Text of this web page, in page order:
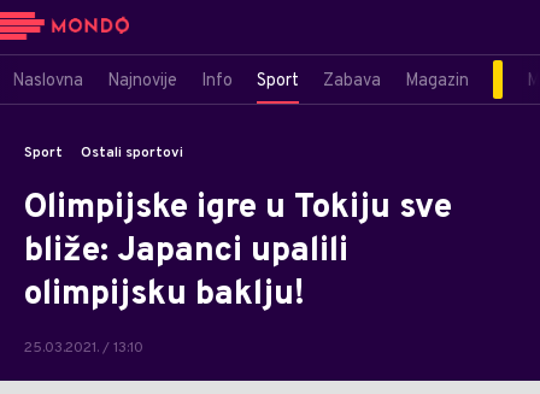
Naslovna Najnovije Info Sport Zabava Magazin
Sport Ostali sportovi
Olimpijske igre u Tokiju sve
bliže: Japanci upalili
olimpijsku baklju!
25.03.2021. / 13:10